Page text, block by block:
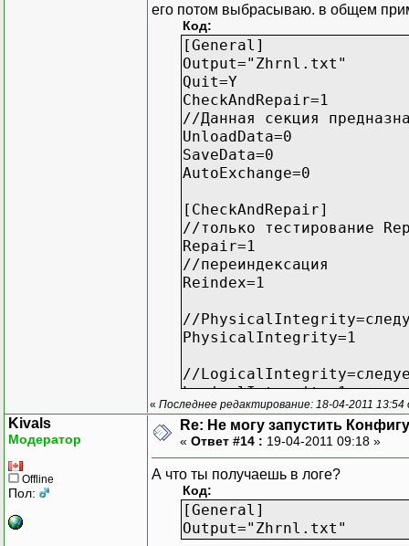
//Pack=Параметр
Pack=0
[UnloadData]
UnloadToFile=c:\temp\222
IncludeUserDef=1
[SaveData]
SaveToFile=212
FileList=
[AutoExchange]
SharedMode=1
ReceiveFrom=*
ReadFrom=*
WriteTo=*
его потом выбрасываю. в общем
Код:
[General]
Output="Zhrnl.txt"
Quit=Y
CheckAndRepair=1
//Данная секция
UnloadData=0
SaveData=0
AutoExchange=0
[CheckAndRepair]
//только тестирование
Repair=1
//переиндексация
Reindex=1
//
PhysicalIntegrity=1
//LogicalIntegrity=следует
LogicalIntegrity=1
//
RecalcSecondaries=1
//RecalcTotals=следует ли
RecalcTotals=1
//SkipUnresolved=следует
« Последнее редактирование: 18-04-2011 13:54
Kivals
Модератор
Offline
Пол:
Re: Не могу запустить
« Ответ #14 : 19-04-2011 09:18 »
А что ты получаешь в логе?
Код:
[General]
Output="Zhrnl.txt"